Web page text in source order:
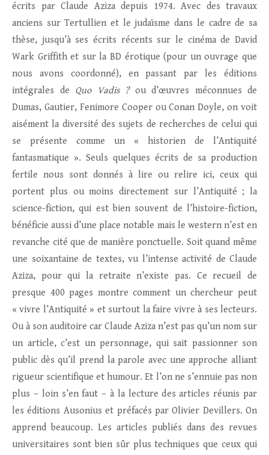
écrits par Claude Aziza depuis 1974. Avec des travaux
anciens sur Tertullien et le judaïsme dans le cadre de sa
thèse, jusqu’à ses écrits récents sur le cinéma de David
Wark Griffith et sur la BD érotique (pour un ouvrage que
nous avons coordonné), en passant par les éditions
intégrales de Quo Vadis ? ou d’œuvres méconnues de
Dumas, Gautier, Fenimore Cooper ou Conan Doyle, on voit
aisément la diversité des sujets de recherches de celui qui
se présente comme un « historien de l’Antiquité
fantasmatique ». Seuls quelques écrits de sa production
fertile nous sont donnés à lire ou relire ici, ceux qui
portent plus ou moins directement sur l’Antiquité ; la
science-fiction, qui est bien souvent de l’histoire-fiction,
bénéficie aussi d’une place notable mais le western n’est en
revanche cité que de manière ponctuelle. Soit quand même
une soixantaine de textes, vu l’intense activité de Claude
Aziza, pour qui la retraite n’existe pas. Ce recueil de
presque 400 pages montre comment un chercheur peut
« vivre l’Antiquité » et surtout la faire vivre à ses lecteurs.
Ou à son auditoire car Claude Aziza n’est pas qu’un nom sur
un article, c’est un personnage, qui sait passionner son
public dès qu’il prend la parole avec une approche alliant
rigueur scientifique et humour. Et l’on ne s’ennuie pas non
plus – loin s’en faut – à la lecture des articles réunis par
les éditions Ausonius et préfacés par Olivier Devillers. On
apprend beaucoup. Les articles publiés dans des revues
universitaires sont bien sûr plus techniques que ceux qui